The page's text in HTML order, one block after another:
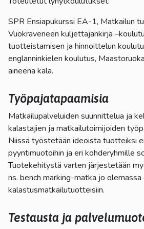
SPR Ensiapukurssi EA-1, Matkailun
Vuokraveneen kuljettajankirja
tuotteistamisen ja hinnoittelun
englanninkielen koulutus,
aineena kala.
Työpajatapaamisia
Matkailupalveluiden suunnittelua ja
kalastajien ja matkailutoimijoiden
Niissä työstetään ideoista tuotteiksi
pyyntimuotoihin ja eri kohderyhmille
Tuotekehitystä varten järjestetään
ns. bench marking-matka jo olemassa
kalastusmatkailutuotteisiin.
Testausta ja